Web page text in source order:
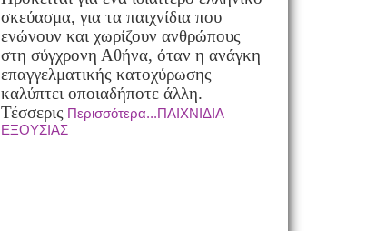
σκεύασμα, για τα παιχνίδια που
ενώνουν και χωρίζουν ανθρώπους
στη σύγχρονη Αθήνα, όταν η ανάγκη
επαγγελματικής κατοχύρωσης
καλύπτει οποιαδήποτε άλλη.
Τέσσερις Περισσότερα...ΠΑΙΧΝΙΔΙΑ
ΕΞΟΥΣΙΑΣ